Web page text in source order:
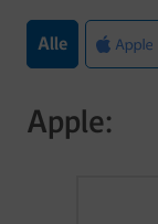
Alle
Apple: